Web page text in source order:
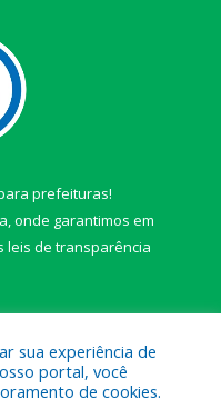
prefeituras!
onde garantimos em
leis de transparência
sua experiência de
portal, você
de cookies.